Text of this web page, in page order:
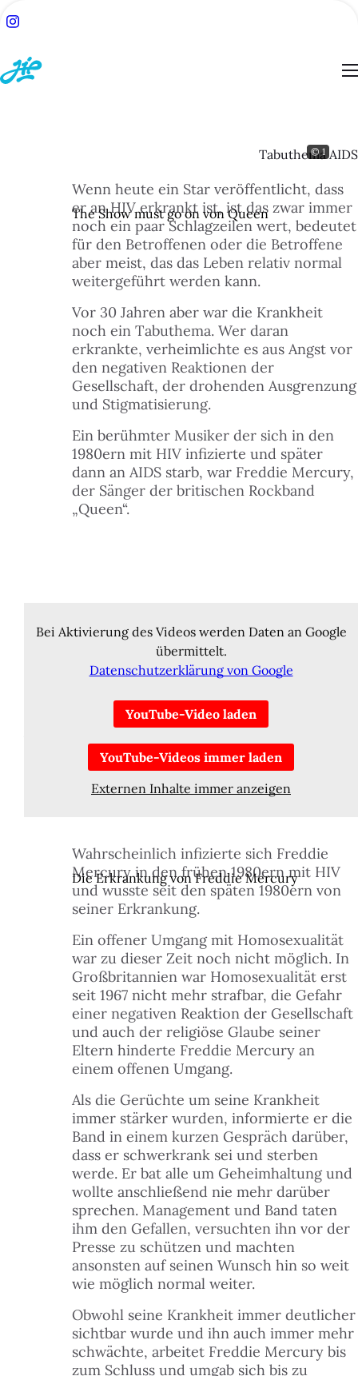
SUCHE
DU HILFE
& MITMACHEN
& KULTUR
Tabuthema AIDS
© 1
The Show must go on von Queen
Wenn heute ein Star veröffentlicht, dass
er an HIV erkrankt ist, ist das zwar immer
noch ein paar Schlagzeilen wert, bedeutet
für den Betroffenen oder die Betroffene
aber meist, das das Leben relativ normal
weitergeführt werden kann.
Vor 30 Jahren aber war die Krankheit
noch ein Tabuthema. Wer daran
erkrankte, verheimlichte es aus Angst vor
den negativen Reaktionen der
Gesellschaft, der drohenden Ausgrenzung
und Stigmatisierung.
Ein berühmter Musiker der sich in den
1980ern mit HIV infizierte und später
dann an AIDS starb, war Freddie Mercury,
der Sänger der britischen Rockband
„Queen“.
der 1980er Jahre
britischen Rockbands, berühmt durch zahlreiche Alben
Bohemian Rhapsody,
We are the champions.
Ihre Experimentierfreude und die Vielseitigkeit der
vier Musiker zeichnete sie aus und durch die
Vermischung unterschiedlichster Musikstile und
Mercurys eigenwilligen Stimme, verbunden mit einer
auf der ganzen Welt.
Bei Aktivierung des Videos werden Daten an Google
übermittelt.
Datenschutzerklärung von Google
YouTube-Video laden
YouTube-Videos immer laden
Externen Inhalte immer anzeigen
Die Erkrankung von Freddie Mercury
Wahrscheinlich infizierte sich Freddie
Mercury in den frühen 1980ern mit HIV
und wusste seit den späten 1980ern von
seiner Erkrankung.
Ein offener Umgang mit Homosexualität
war zu dieser Zeit noch nicht möglich. In
Großbritannien war Homosexualität erst
seit 1967 nicht mehr strafbar, die Gefahr
einer negativen Reaktion der Gesellschaft
und auch der religiöse Glaube seiner
Eltern hinderte Freddie Mercury an
einem offenen Umgang.
Als die Gerüchte um seine Krankheit
immer stärker wurden, informierte er die
Band in einem kurzen Gespräch darüber,
dass er schwerkrank sei und sterben
werde. Er bat alle um Geheimhaltung und
wollte anschließend nie mehr darüber
sprechen. Management und Band taten
ihm den Gefallen, versuchten ihn vor der
Presse zu schützen und machten
ansonsten auf seinen Wunsch hin so weit
wie möglich normal weiter.
Obwohl seine Krankheit immer deutlicher
sichtbar wurde und ihn auch immer mehr
schwächte, arbeitet Freddie Mercury bis
zum Schluss und umgab sich bis zu